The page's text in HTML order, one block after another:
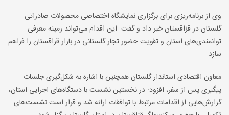
وی از برنامه‌ریزی برای برگزاری نمایشگاه اختصاصی محصولات صادراتی
گلستان در قزاقستان خبر داد و گفت: این اقدام می‌تواند زمینه معرفی
توانمندی‌های استان و تقویت حضور تجار گلستانی در بازار قزاقستان را فراهم
سازد.
معاون اقتصادی استاندار گلستان همچنین با اشاره به شکل‌گیری جلسات
پیگیری پس از سفر، افزود: در نخستین نشست با دستگاه‌های اجرایی استان،
گزارش‌هایی از اقدامات مرتبط با توافقات ارائه شد و قرار است نشست‌های